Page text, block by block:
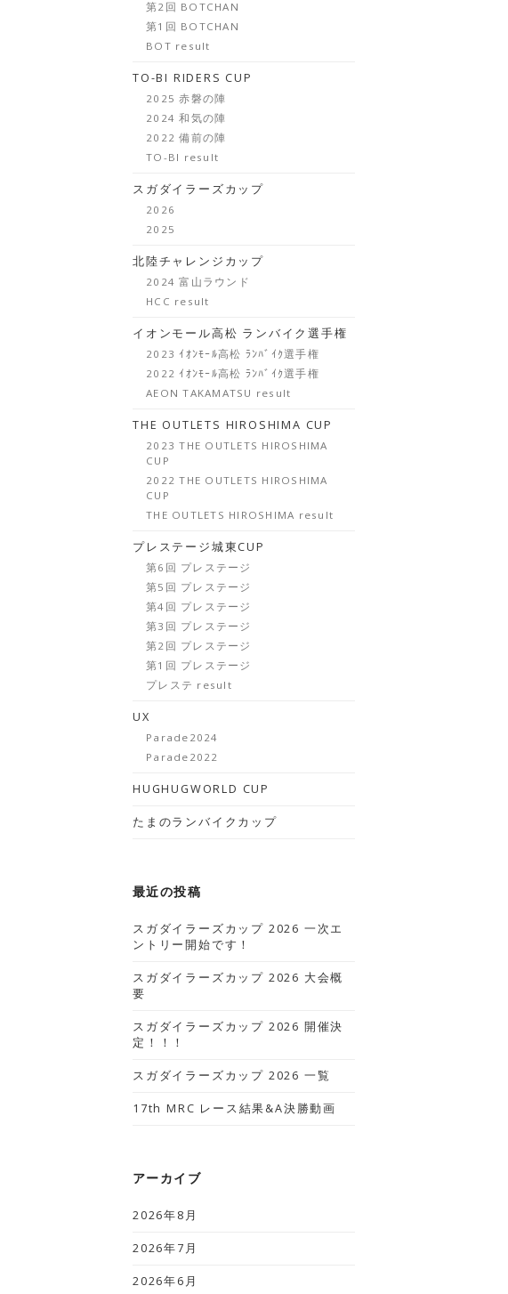
第2回 BOTCHAN
第1回 BOTCHAN
BOT result
TO-BI RIDERS CUP
2025 赤磐の陣
2024 和気の陣
2022 備前の陣
TO-BI result
スガダイラーズカップ
2026
2025
北陸チャレンジカップ
2024 富山ラウンド
HCC result
イオンモール高松 ランバイク選手権
2023 ｲｵﾝﾓｰﾙ高松 ﾗﾝﾊﾞｲｸ選手権
2022 ｲｵﾝﾓｰﾙ高松 ﾗﾝﾊﾞｲｸ選手権
AEON TAKAMATSU result
THE OUTLETS HIROSHIMA CUP
2023 THE OUTLETS HIROSHIMA
CUP
2022 THE OUTLETS HIROSHIMA
CUP
THE OUTLETS HIROSHIMA result
プレステージ城東CUP
第6回 プレステージ
第5回 プレステージ
第4回 プレステージ
第3回 プレステージ
第2回 プレステージ
第1回 プレステージ
プレステ result
UX
Parade2024
Parade2022
HUGHUGWORLD CUP
たまのランバイクカップ
最近の投稿
スガダイラーズカップ 2026 一次エ
ントリー開始です！
スガダイラーズカップ 2026 大会概
要
スガダイラーズカップ 2026 開催決
定！！！
スガダイラーズカップ 2026 一覧
17th MRC レース結果&A決勝動画
アーカイブ
2026年8月
2026年7月
2026年6月